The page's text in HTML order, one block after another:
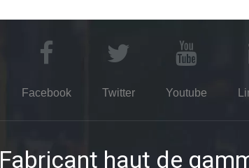
Facebook Twitter Youtube
Fabricant haut de